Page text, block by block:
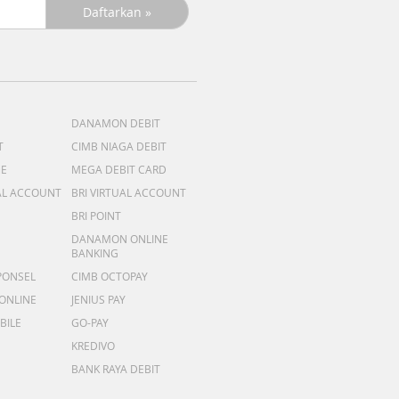
DANAMON DEBIT
CIMB NIAGA DEBIT
MEGA DEBIT CARD
ACCOUNT
BRI VIRTUAL ACCOUNT
BRI POINT
DANAMON ONLINE
BANKING
CIMB OCTOPAY
JENIUS PAY
GO-PAY
KREDIVO
BANK RAYA DEBIT